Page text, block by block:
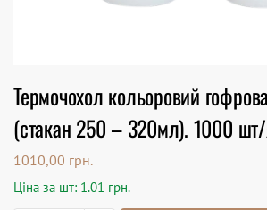
Термочохол кольоровий
(стакан 250 – 320мл). 1000
1010,00 грн.
Ціна за шт: 1.01 грн.